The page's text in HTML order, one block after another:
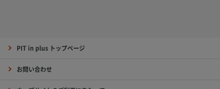
PIT in plus トップページ
お問い合わせ